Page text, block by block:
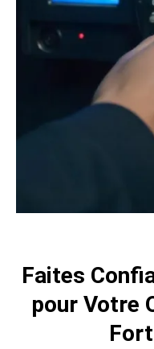
Faites
pour Votre